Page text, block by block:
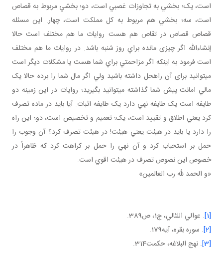
است، يک؛ بخشي به تجاوزات غصبي است، دو؛ بخشي مربوط به قصاص
است، سه؛ بخشي هم مربوط به کل مملکت است، چهار. اين مسئله
قصاص قصاص در تقاص هم هست روايات ما هم مختلف است حالا
إن شاءالله اگر چيزی مانده براي روز شنبه باشد. در روايات ما هم مختلف
است فرمود به اينکه اگر مزاحمتي براي شما هست يا مشکلات ديگر است
مي توانيد برای آن راه حل داشته باشيد ولي اگر مال شما را برده حالا يک
مالي امانت پيش شما گذاشته مي توانيد بگيريد؛ روايات در اين زمينه دو
طايفه است يک طايفه نهي دارد يک طايفه اثبات. آيا بايد در ماده تصرف
کرد يعني اطلاق و تقييد است، يک؛ تعميم و تخصيص است، دو؛ اين راه
را دارد يا بايد در هيئت يعني هيئت! در هيئت تصرف کرد؟ آن وجوب را
حمل بر استحباب کرد و آن نهي را حمل بر کراهت کرد که ظاهراً در
خصوص اين نصوص تصرف در هيئت اقوي است.
«و الحمد لله رب العالمين»
[1] . عوالي اللئالي، ج1، ص389.
[2] . سوره بقره، آيه179.
[3]
. نهج البلاغه، حکمت314.